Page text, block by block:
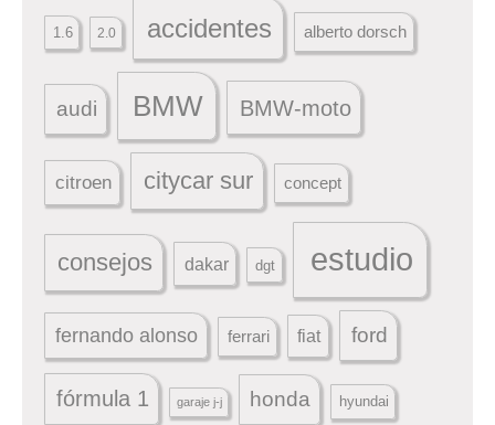
1.6 2.0 accidentes alberto dorsch
audi BMW BMW-moto
citroen citycar sur concept
consejos dakar dgt estudio
fernando alonso ferrari fiat ford
fórmula 1 garaje j-j honda hyundai